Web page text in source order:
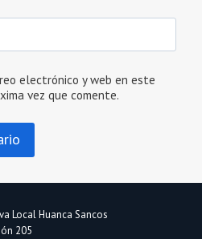
electrónico y web en este
vez que comente.
Local Huanca Sancos
205